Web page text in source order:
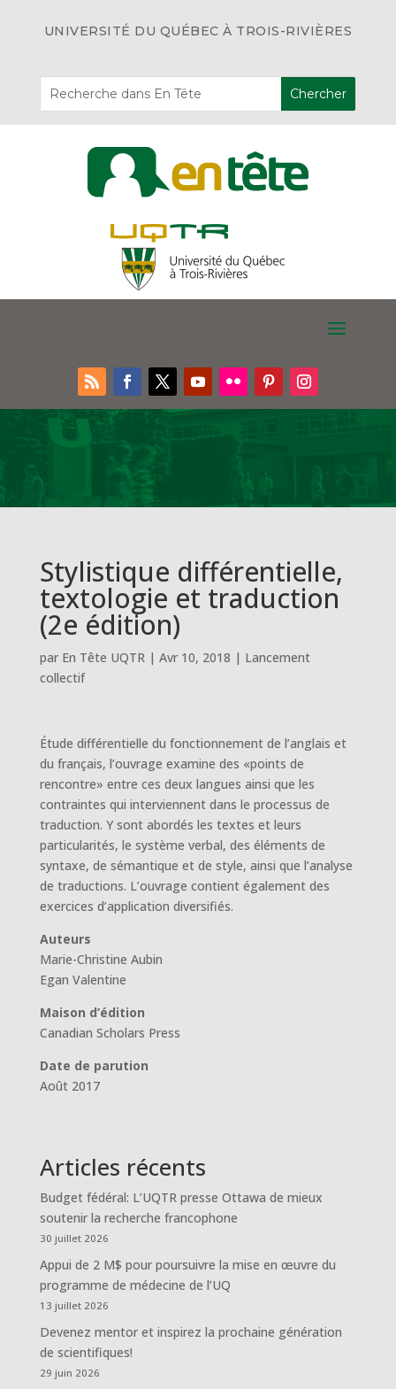
UNIVERSITÉ DU QUÉBEC À TROIS-RIVIÈRES
Stylistique différentielle,
textologie et traduction
(2e édition)
par En Tête UQTR| Avr 10, 2018 | Lancement
collectif
Étude différentielle du fonctionnement de l’anglais et
du français, l’ouvrage examine des «points de
rencontre» entre ces deux langues ainsi que les
contraintes qui interviennent dans le processus de
traduction. Y sont abordés les textes et leurs
particularités, le système verbal, des éléments de
syntaxe, de sémantique et de style, ainsi que l’analyse
de traductions. L’ouvrage contient également des
exercices d’application diversifiés.
Auteurs
Marie-Christine Aubin
Egan Valentine
Maison d’édition
Canadian Scholars Press
Date de parution
Août 2017
Articles récents
Budget fédéral: L’UQTR presse Ottawa de mieux
soutenir la recherche francophone
30 juillet 2026
Appui de 2 M$ pour poursuivre la mise en œuvre du
programme de médecine de l’UQ
13 juillet 2026
Devenez mentor et inspirez la prochaine génération
de scientifiques!
29 juin 2026